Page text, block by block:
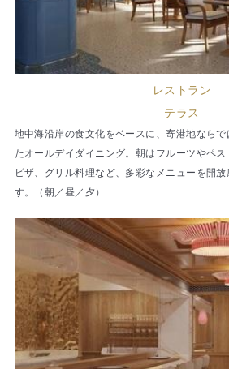
レストラン
テラス
地中海沿岸の食文化をベースに、寄港地なら
たオールデイダイニング。朝はフルーツやペ
ピザ、グリル料理など、多彩なメニューを開
す。（朝／昼／夕）